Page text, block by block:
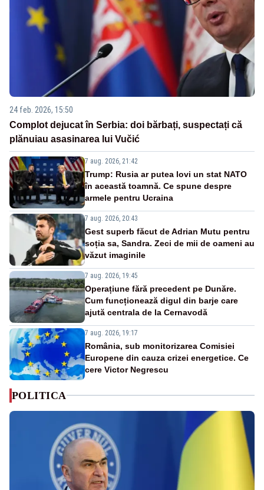
24 feb. 2026, 15:50
Complot dejucat în Serbia: doi bărbați, suspectați că
plănuiau asasinarea lui Vučić
7 aug. 2026, 21:42
Trump: Rusia ar putea lovi un stat NATO
în această toamnă. Ce spune despre
armele pentru Ucraina
7 aug. 2026, 20:43
Gest superb făcut de Adrian Mutu pentru
soția sa, Sandra. Zeci de mii de oameni au
văzut imaginile
7 aug. 2026, 19:45
Operațiune fără precedent pe Dunăre.
Cum funcționează digul din barje care
ajută centrala de la Cernavodă
7 aug. 2026, 19:17
România, sub monitorizarea Comisiei
Europene din cauza crizei energetice. Ce
cere Victor Negrescu
POLITICA